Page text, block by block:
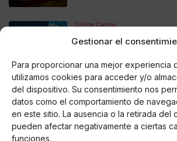
Gestionar el
Para proporcionar una mejor experiencia
utilizamos cookies para acceder y/o
del dispositivo. Su consentimiento nos
datos como el comportamiento de
en este sitio. La ausencia o la retirada del
pueden afectar negativamente a ciertas
funciones.
Online Casino
Criptomonedas en
Online Casino
Mejores casinos online
criptomonedas y
Entretenimiento